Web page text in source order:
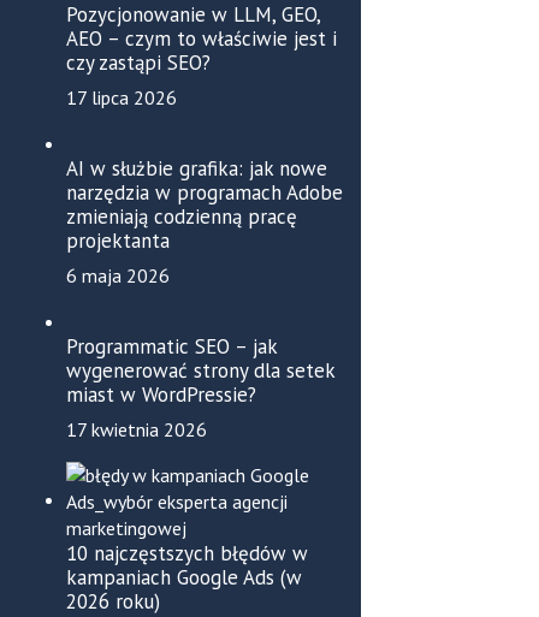
Pozycjonowanie w LLM, GEO,
AEO – czym to właściwie jest i
czy zastąpi SEO?
17 lipca 2026
AI w służbie grafika: jak nowe
narzędzia w programach Adobe
zmieniają codzienną pracę
projektanta
6 maja 2026
Programmatic SEO – jak
wygenerować strony dla setek
miast w WordPressie?
17 kwietnia 2026
10 najczęstszych błędów w
kampaniach Google Ads (w
2026 roku)